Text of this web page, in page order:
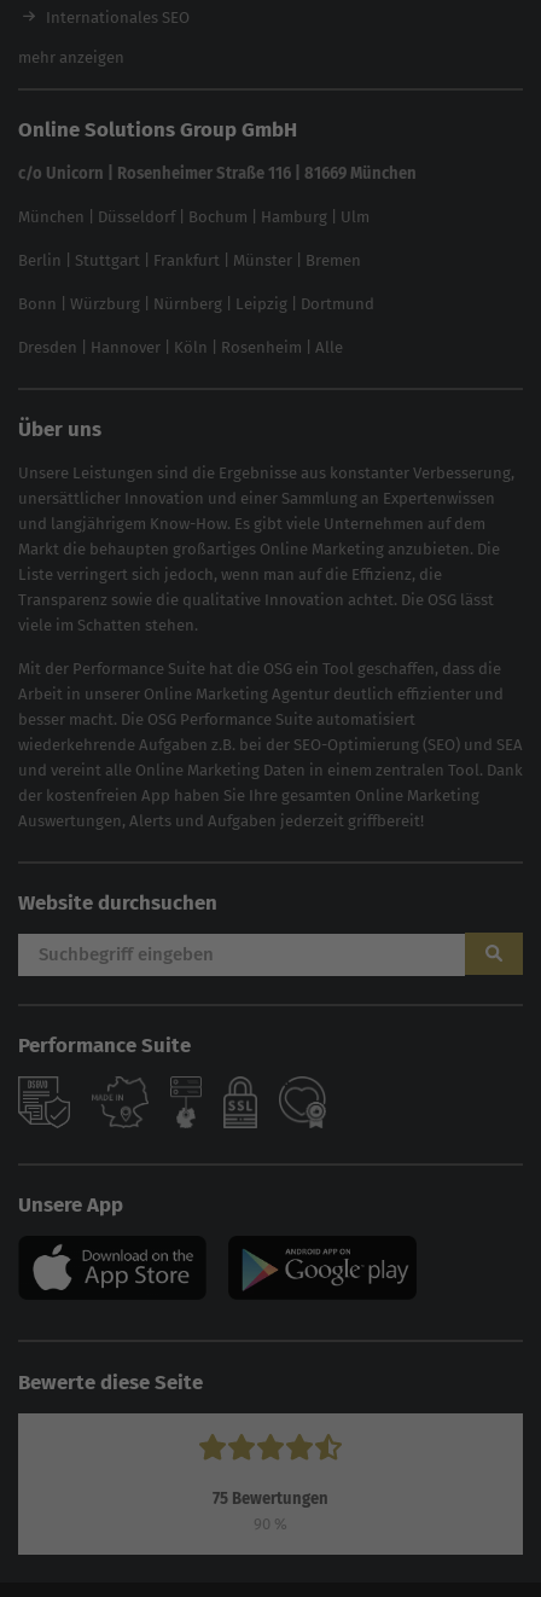
Brand Protection Tool
Website SEO Check
feed2content.ai
Internationales SEO
eCommerce SEO
In ChatGPT gefunden werden
Linkbuilding 2025
Local SEO
SEO für Online Shops
Brand Monitoring 2025
mehr anzeigen
Online Solutions Group GmbH
c/o Unicorn | Rosenheimer Straße 116 | 81669 München
München Düsseldorf| Bochum Hamburg Ulm
Berlin Stuttgart Frankfurt Münster Bremen
Bonn Würzburg Nürnberg Leipzig Dortmund
Dresden Hannover Köln Rosenheim Alle
Über uns
Unsere Leistungen sind die Ergebnisse aus konstanter Verbesserung,
unersättlicher Innovation und einer Sammlung an Expertenwissen
und langjährigem Know-How. Es gibt viele Unternehmen auf dem
Markt die behaupten großartiges Online Marketing anzubieten. Die
Liste verringert sich jedoch, wenn man auf die Effizienz, die
Transparenz sowie die qualitative Innovation achtet. Die OSG lässt
viele im Schatten stehen.
Mit der Performance Suite hat die OSG ein Tool geschaffen, dass die
Arbeit in unserer Online Marketing Agentur deutlich effizienter und
besser macht. Die OSG Performance Suite automatisiert
wiederkehrende Aufgaben z.B. bei der SEO-Optimierung (SEO) und SEA
und vereint alle Online Marketing Daten in einem zentralen Tool. Dank
der kostenfreien App haben Sie Ihre gesamten Online Marketing
Auswertungen, Alerts und Aufgaben jederzeit griffbereit!
Website durchsuchen
Performance Suite
Unsere App
Bewerte diese Seite
75 Bewertungen
90 %